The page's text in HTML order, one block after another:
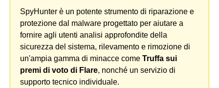
SpyHunter è un potente strumento di riparazione e
protezione dal malware progettato per aiutare a
fornire agli utenti analisi approfondite della
sicurezza del sistema, rilevamento e rimozione di
un'ampia gamma di minacce come Truffa sui
premi di voto di Flare, nonché un servizio di
supporto tecnico individuale.